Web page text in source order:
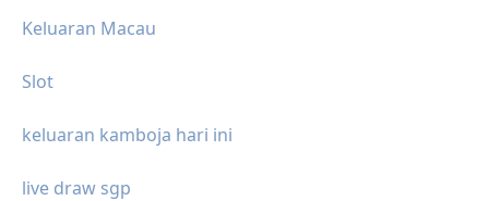
Keluaran Macau
Slot
keluaran kamboja hari ini
live draw sgp